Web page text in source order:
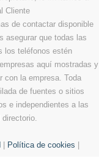
Cliente
de contactar disponible
asegurar que todas las
los teléfonos estén
aquí mostradas y
con la empresa. Toda
de fuentes o sitios
e independientes a las
Política de cookies